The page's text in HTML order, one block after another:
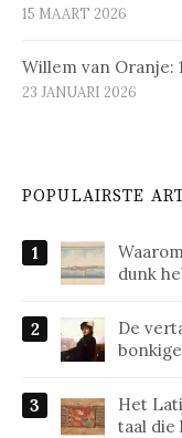
15 MAART 2026
Willem van Oranje:
23 JANUARI 2026
POPULAIRSTE
dunk
De
Het
taal die